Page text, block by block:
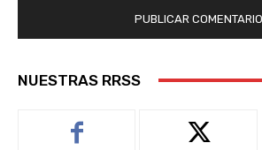
NUESTRAS RRSS